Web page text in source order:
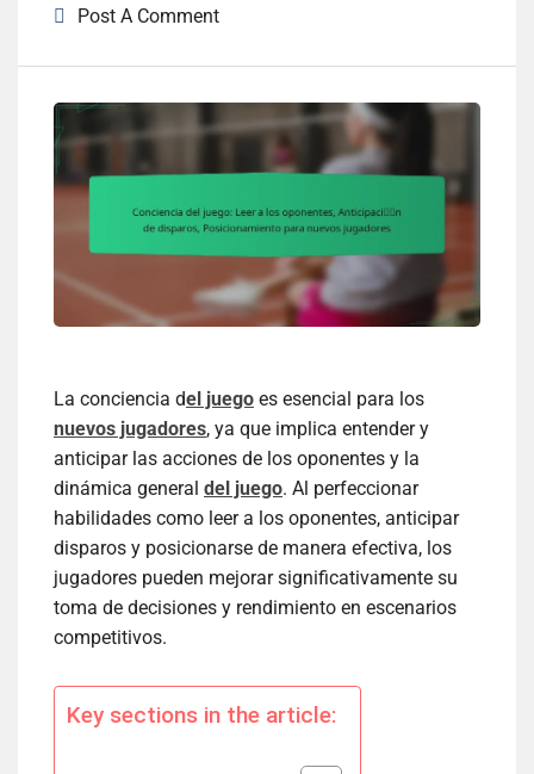
Post A Comment
La conciencia del juego es esencial para los
nuevos jugadores, ya que implica entender y
anticipar las acciones de los oponentes y la
dinámica general del juego. Al perfeccionar
habilidades como leer a los oponentes, anticipar
disparos y posicionarse de manera efectiva, los
jugadores pueden mejorar significativamente su
toma de decisiones y rendimiento en escenarios
competitivos.
Key sections in the article: